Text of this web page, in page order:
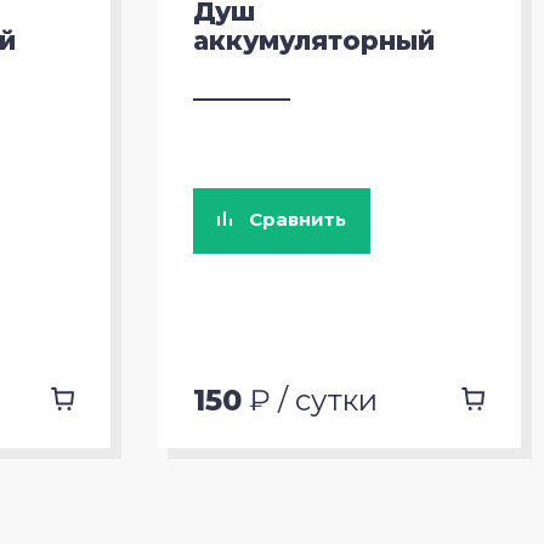
Душ
аккумуляторный
Сравнить
150 ₽ / сутки